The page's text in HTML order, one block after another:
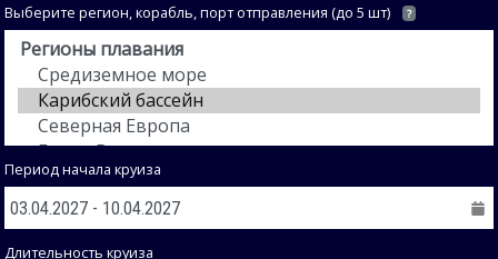
Выберите регион, корабль, порт отправления (до 5 шт) ?
Период начала круиза
Длительность круиза